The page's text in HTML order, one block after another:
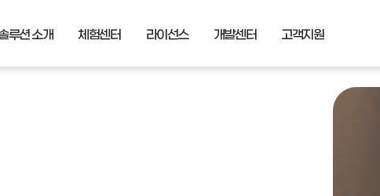
루션 소개 체험센터 라이선스 개발센터 고객지원